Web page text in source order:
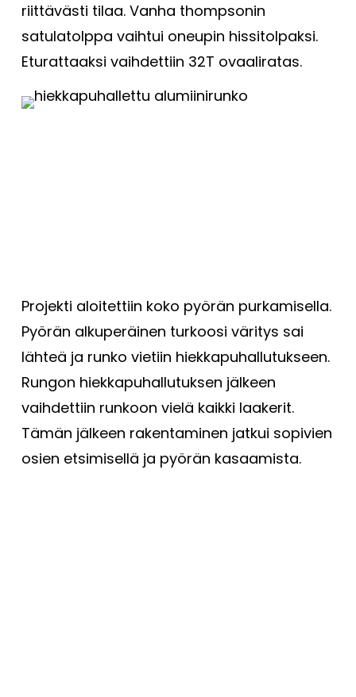
riittävästi tilaa. Vanha thompsonin
satulatolppa vaihtui oneupin hissitolpaksi.
Eturattaaksi vaihdettiin 32T ovaaliratas.
Projekti aloitettiin koko pyörän purkamisella.
Pyörän alkuperäinen turkoosi väritys sai
lähteä ja runko vietiin hiekkapuhallutukseen.
Rungon hiekkapuhallutuksen jälkeen
vaihdettiin runkoon vielä kaikki laakerit.
Tämän jälkeen rakentaminen jatkui sopivien
osien etsimisellä ja pyörän kasaamista.